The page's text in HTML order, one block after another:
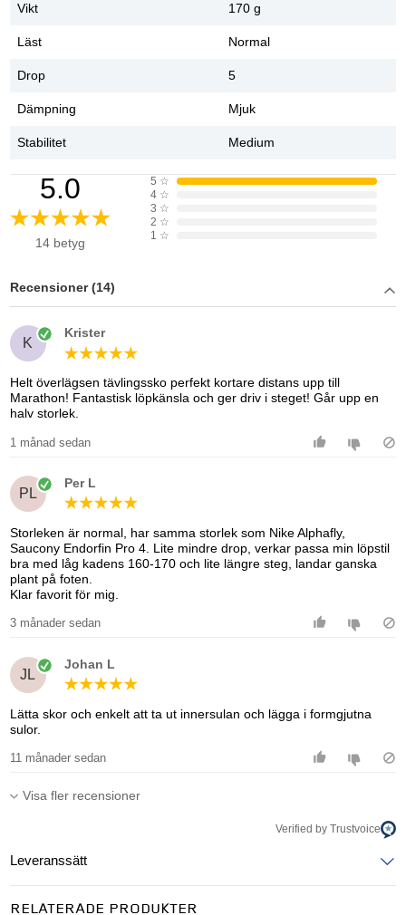
Vikt 170 g
Läst Normal
Drop 5
Dämpning Mjuk
Stabilitet Medium
5.0
14 betyg
5 ☆
4 ☆
3 ☆
2 ☆
1 ☆
Recensioner (14)
K
Krister
Helt överlägsen tävlingssko perfekt kortare distans upp till
Marathon! Fantastisk löpkänsla och ger driv i steget! Går upp en
halv storlek.
1 månad sedan
PL
Per L
Storleken är normal, har samma storlek som Nike Alphafly,
Saucony Endorfin Pro 4. Lite mindre drop, verkar passa min löpstil
bra med låg kadens 160-170 och lite längre steg, landar ganska
plant på foten.
Klar favorit för mig.
3 månader sedan
JL
Johan L
Lätta skor och enkelt att ta ut innersulan och lägga i formgjutna
sulor.
11 månader sedan
Visa fler recensioner
Verified by Trustvoice
Leveranssätt
RELATERADE PRODUKTER